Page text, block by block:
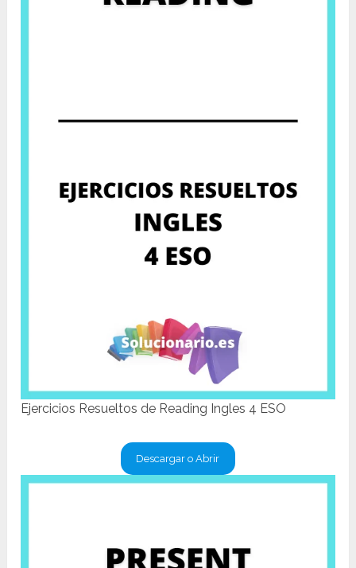
Ejercicios Resueltos de Reading Ingles 4 ESO
Descargar o Abrir